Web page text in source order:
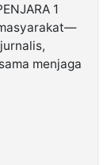
1
menjaga